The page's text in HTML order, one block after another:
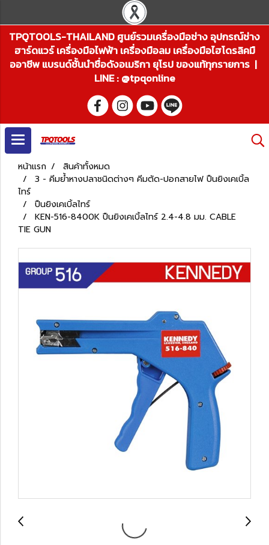
TPQTOOLS-THAILAND ศูนย์รวมเครื่องมือช่าง อุปกรณ์ช่าง
ฮาร์ดแวร์ เครื่องมือไฟฟ้า เครื่องมือลม เครื่องมือไฮโดรลิคมื
ออาชีพ แบรนด์ชั้นนำชื่อดังอเมริกา ยุโรป ของแท้ทุกรายการ |
LINE : @tpqonline
หน้าแรก
สินค้าทั้งหมด
3 - คีมย้ำหางปลาชนิดต่างๆ คีมตัด-ปอกสายไฟ ปืนยิงเคเบิ้ล
ไทร์
ปืนยิงเคเบิ้ลไทร์
KEN-516-8400K ปืนยิงเคเบิ้ลไทร์ 2.4-4.8 มม. CABLE
TIE GUN